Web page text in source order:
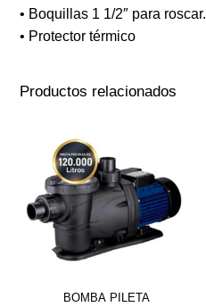
• Boquillas 1 1/2″ para roscar.
• Protector térmico
Productos relacionados
BOMBA PILETA